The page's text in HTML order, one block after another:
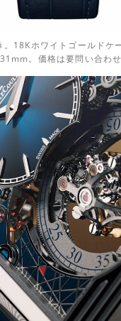
。18Kホワイトゴールドケ
。価格は要問い合わせ